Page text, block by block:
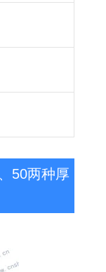
50两种厚